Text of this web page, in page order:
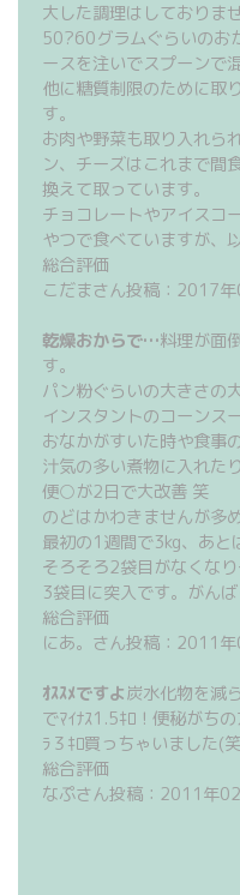
大した調理はしておりませ
50?60グラムぐらいのお
ースを注いでスプーンで
他に糖質制限のために取
す。
お肉や野菜も取り入れら
ン、チーズはこれまで間
換えて取っています。
チョコレートやアイスコ
やつで食べていますが、
総合評価
こだまさん投稿：2017
乾燥おからで…料理が面
す。
パン粉ぐらいの大きさの
インスタントのコーンス
おなかがすいた時や食事
汁気の多い煮物に入れた
便○が2日で大改善 笑
のどはかわきませんが多
最初の1週間で3kg、あと
そろそろ2袋目がなくなり
3袋目に突入です。がんば
総合評価
にあ。さん投稿：2011
ｵｽｽﾒですよ炭水化物を減
でﾏｲﾅｽ1.5ｷﾛ！便秘がち
ﾗ３ｷﾛ買っちゃいました(
総合評価
なぷさん投稿：2011年